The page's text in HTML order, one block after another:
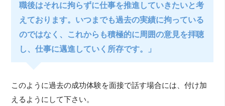
職後はそれに拘らずに仕事を推進していきたいと考
えております。いつまでも過去の実績に拘っている
のではなく、これからも積極的に周囲の意見を拝聴
し、仕事に邁進していく所存です。」
このように過去の成功体験を面接で話す場合には、付け加
えるようにして下さい。